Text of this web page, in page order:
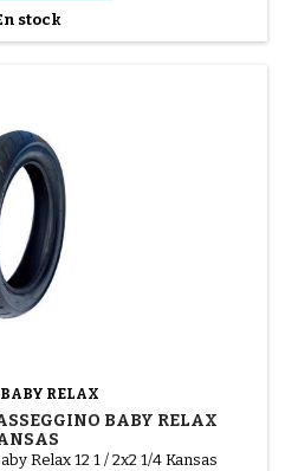
stock
BABY RELAX
BABY RELAX
Relax 12 1 / 2x2 1/4 Kansas